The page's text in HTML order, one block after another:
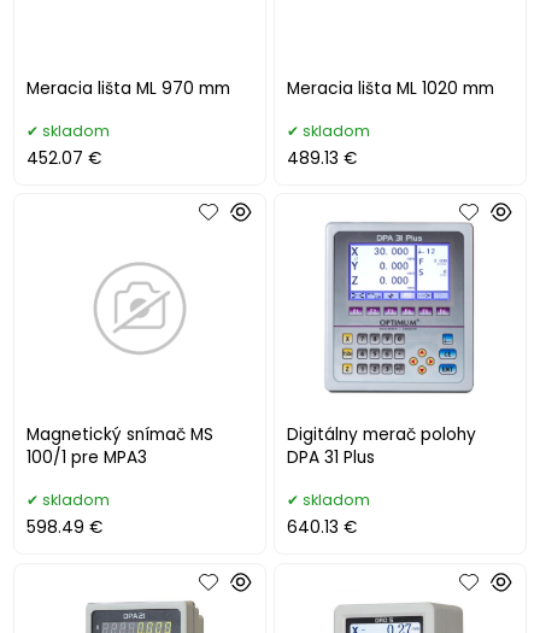
Meracia lišta ML 970 mm
skladom
452.07 €
Meracia lišta ML 1020 mm
skladom
489.13 €
Magnetický snímač MS
100/1 pre MPA3
skladom
598.49 €
Digitálny merač polohy
DPA 31 Plus
skladom
640.13 €